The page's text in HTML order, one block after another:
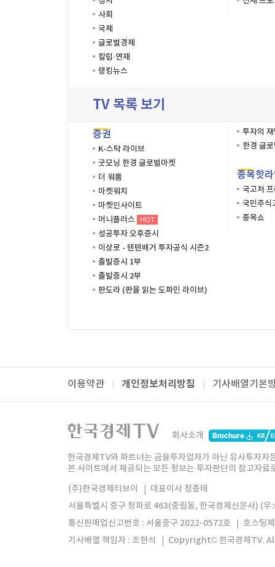
사회
국제
글로벌경제
칼럼·연재
랭킹뉴스
TV 목록 보기
증권
K-스탁 라이브
굿모닝 한경 글로벌마켓
더 워룸
마켓워치
마켓인사이트
머니플러스
HOT
성공투자 오후증시
이상로 - 텐텐배거 투자공식 시즌2
출발증시 1부
출발증시 2부
판도라 (판을 읽는 도파민 라이브)
투자의
한경 글
종목핫
국고처
국민주식
종목쇼
이용약관 개인정보처리방침 기사배열기본
패밀리사이트
한국경제TV
한경미디어그룹 한국경제신문 한국경제
모바일앱 한국경제TV앱
회사소개
한국경제TV와 파트너는 금융투자업자가 아닌 유사투자
본 사이트에서 제공되는 모든 정보는 투자판단의 참고자
(주)한국경제티브이
대표이사 정종태
서울특별시 중구 청파로 463(중림동, 한국경제신문사) (
통신판매업신고번호 : 서울중구 2022-0572호
호스팅
기사배열 책임자 : 조현석
Copyright© 한국경제TV.